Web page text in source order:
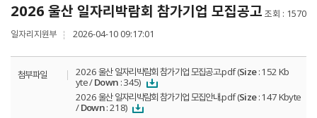
2026 울산 일자리박람회 참가기업 모집공고 조회
1570
일자리지원부
2026-04-10 09:17:01
첨부파일 2026 울산 일자리박람회 참가기업 모집공고.pdf (Size: 152 Kb
yte /Down : 345)
2026 울산 일자리박람회 참가기업 모집안내.pdf (Size: 147 Kbyte
/Down: 218)